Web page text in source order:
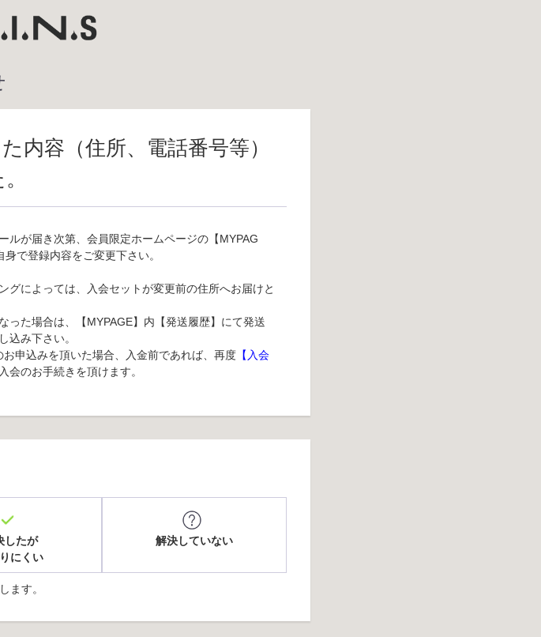
内容（住所、電話番号等）
ルが届き次第、会員限定ホームページの【MYPAG
で登録内容をご変更下さい。
グによっては、入会セットが変更前の住所へお届けと
た場合は、【MYPAGE】内【発送履歴】にて発送
込み下さい。
申込みを頂いた場合、入金前であれば、再度 【入会
会のお手続きを頂けます。
したが
にくい
解決していない
ます。